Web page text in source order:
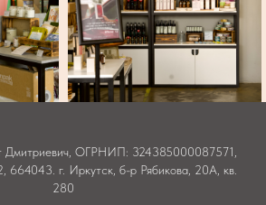
Дмитриевич, ОГРНИП: 324385000087571,
г. Иркутск, б-р Рябикова, 20А, кв.
280